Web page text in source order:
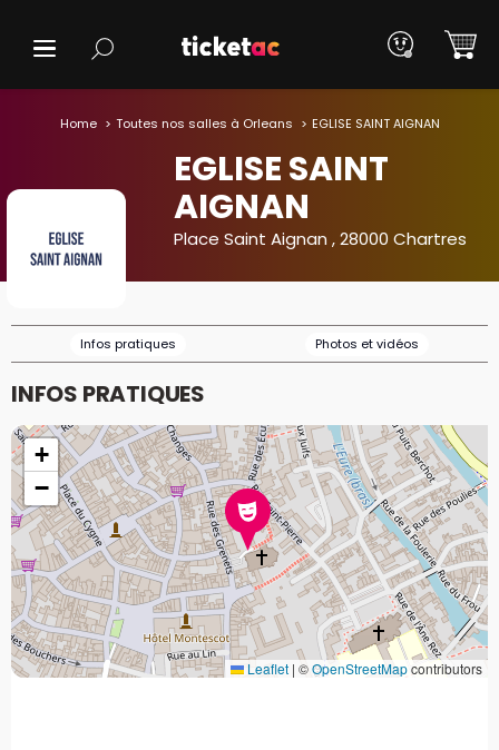
Home Toutes nos salles à Orleans EGLISE SAINT AIGNAN
EGLISE SAINT
AIGNAN
Place Saint Aignan , 28000 Chartres
Infos pratiques Photos et vidéos
INFOS PRATIQUES
+
−
Leaflet | ©OpenStreetMapcontributors